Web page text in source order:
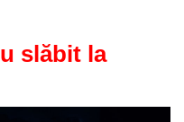
slăbit la